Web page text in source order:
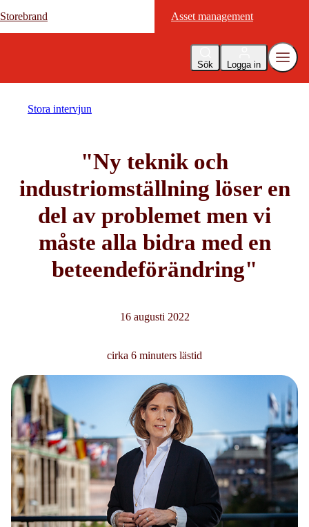
Storebrand Asset management
Sök Logga in
Storebrand Asset management
Stora intervjun
"Ny teknik och
industriomställning löser en
del av problemet men vi
måste alla bidra med en
beteendeförändring"
16 augusti 2022
cirka 6 minuters lästid